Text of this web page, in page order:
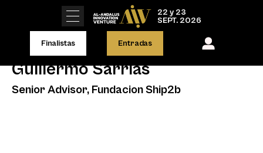
22 y 23
SEPT. 2026
Finalistas Entradas
Guillermo Sarrias
Senior Advisor, Fundacion Ship2b